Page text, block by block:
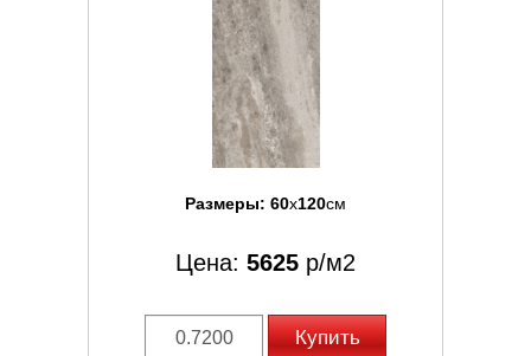
Размеры: 60x120см
Цена: 5625 р/м2
Купить